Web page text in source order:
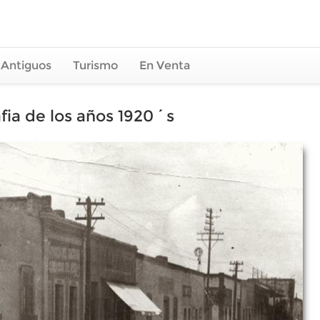
Turismo En Venta
de los años 1920´s